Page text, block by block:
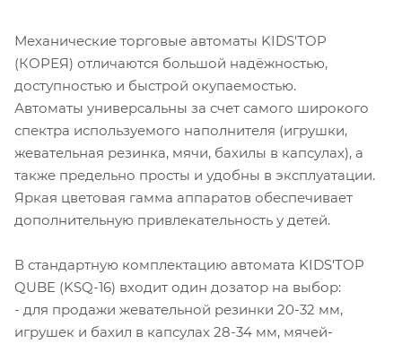
Механические торговые автоматы KIDS'TOP
(КОРЕЯ) отличаются большой надёжностью,
доступностью и быстрой окупаемостью.
Автоматы универсальны за счет самого широкого
спектра используемого наполнителя (игрушки,
жевательная резинка, мячи, бахилы в капсулах), а
также предельно просты и удобны в эксплуатации.
Яркая цветовая гамма аппаратов обеспечивает
дополнительную привлекательность у детей.
В стандартную комплектацию автомата KIDS'TOP
QUBE (KSQ-16) входит один дозатор на выбор:
- для продажи жевательной резинки 20-32 мм,
игрушек и бахил в капсулах 28-34 мм, мячей-